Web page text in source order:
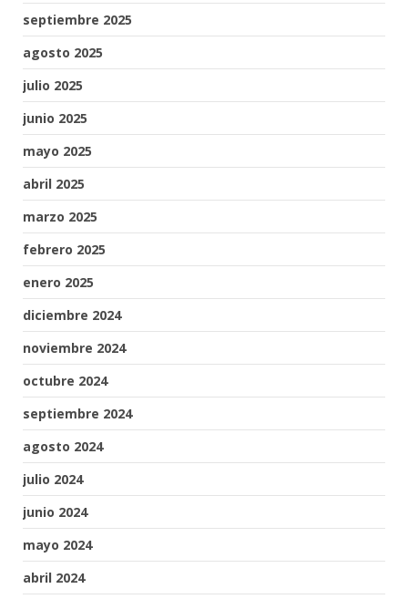
septiembre 2025
agosto 2025
julio 2025
junio 2025
mayo 2025
abril 2025
marzo 2025
febrero 2025
enero 2025
diciembre 2024
noviembre 2024
octubre 2024
septiembre 2024
agosto 2024
julio 2024
junio 2024
mayo 2024
abril 2024